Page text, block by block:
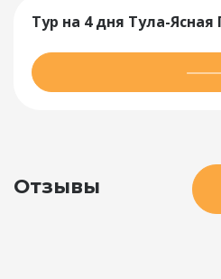
Тур на 4 дня Тула-
Отзывы